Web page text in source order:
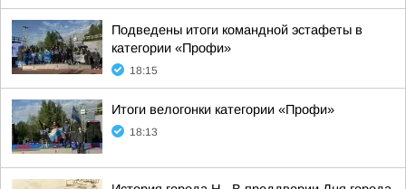
Подведены итоги командной эстафеты в
категории «Профи»
18:15
Итоги велогонки категории «Профи»
18:13